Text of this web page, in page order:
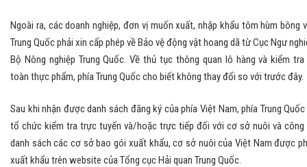
Ngoài ra, các doanh nghiệp, đơn vị muốn xuất, nhập khẩu tôm hùm bông
Trung Quốc phải xin cấp phép về Bảo vệ động vật hoang dã từ Cục Ngư
Bộ Nông nghiệp Trung Quốc. Về thủ tục thông quan lô hàng và kiểm tra
toàn thực phẩm, phía Trung Quốc cho biết không thay đổi so với trước đây.
Sau khi nhận được danh sách đăng ký của phía Việt Nam, phía Trung
tổ chức kiểm tra trực tuyến và/hoặc trực tiếp đối với cơ sở nuôi và công
danh sách các cơ sở bao gói xuất khẩu, cơ sở nuôi của Việt Nam được
xuất khẩu trên website của Tổng cục Hải quan Trung Quốc.